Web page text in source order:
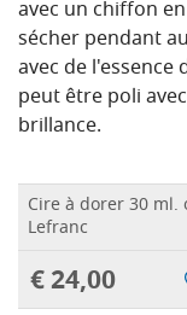
avec un chiffon
sécher pendant
avec de
peut être poli
brillance.
Cire à dorer 30 ml.
Lefranc
€ 24,00